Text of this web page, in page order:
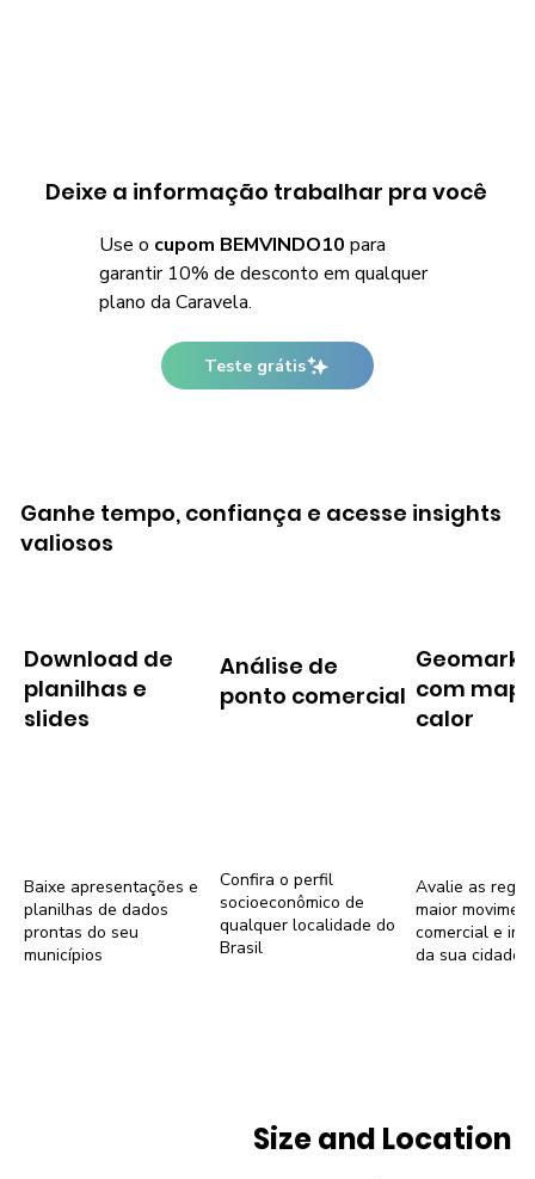
Deixe a informação trabalhar pra você
Use o cupom BEMVINDO10 para
garantir 10% de desconto em qualquer
plano da Caravela.
Teste grátis
Download de
planilhas e
slides
Baixe apresentações e
planilhas de dados
prontas do seu
municípios
Análise de
ponto comercial
Confira o perfil
socioeconômico de
qualquer localidade do
Brasil
com
calor
Avalie as
maior
comercial e
da sua cidade
Ganhe tempo, confiança e acesse insights
valiosos
Size and Location